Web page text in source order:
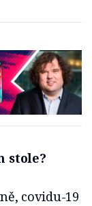
stole?
covidu-19